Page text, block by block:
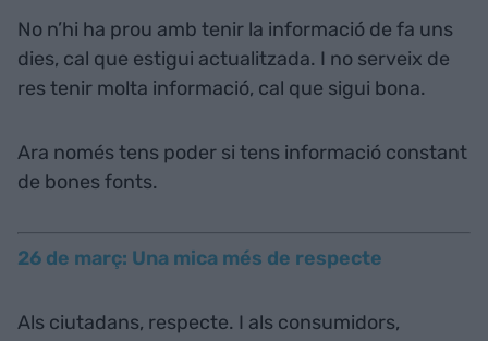
No n’hi ha prou amb tenir la informació de fa uns
dies, cal que estigui actualitzada. I no serveix de
res tenir molta informació, cal que sigui bona.
Ara només tens poder si tens informació constant
de bones fonts.
26 de març: Una mica més de respecte
Als ciutadans, respecte. I als consumidors,